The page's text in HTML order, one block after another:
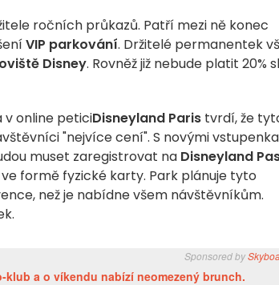
ročních průkazů. Patří mezi ně konec
VIP parkování. Držitelé permanentek
Disney. Rovněž již nebude platit 20%
v online peticiDisneyland Paris tvrdí, že
"nejvíce cení". S novými
muset zaregistrovat na Disneyland
formě fyzické karty. Park plánuje tyto
než je nabídne všem návštěvníkům.